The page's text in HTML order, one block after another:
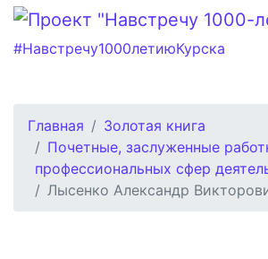
#Навстречу1000летиюКурска
Главная
Золотая книга
Почетные, заслуженные
профессиональных сфер
Лысенко Александр